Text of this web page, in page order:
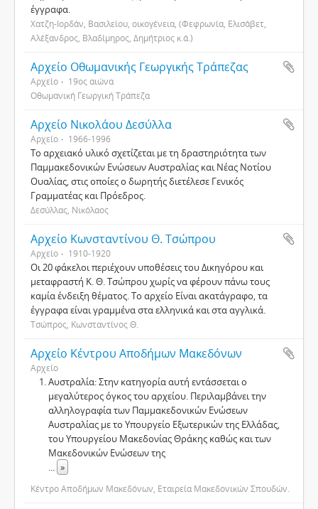
έγγραφα.
Χατζη-Ιορδάν, Βασιλείου, οικογένεια, (Φεφρωνία, Ελισάβετ,
Αλέξανδρος, Βλαδίμηρος, Δημήτριος κ.ά.)
Αρχείο Οθωμανικής Γεωργικής Τράπεζας
Αρχείο
19ος αιώνα
Οθωμανική Γεωργική Τράπεζα
Αρχείο Νικολάου Δεσύλλα
Αρχείο 1966-1996
Το αρχειακό υλικό σχετίζεται με τη δραστηριότητα των
Παμμακεδονικών Ενώσεων Αυστραλίας και Νέας Νοτίου
Ουαλίας, στις οποίες ο δωρητής διετέλεσε Γενικός
Γραμματέας και Πρόεδρος.
Δεσύλλας, Νικόλαος
Αρχείο Κωνσταντίνου Θ. Τσώπρου
Αρχείο 1910-1920
Οι 20 φάκελοι περιέχουν υποθέσεις του Δικηγόρου και
μεταφραστή Κ. Θ. Τσώπρου χωρίς να φέρουν πάνω τους
καμία ένδειξη θέματος. Το αρχείο Είναι ακατάγραφο, τα
έγγραφα είναι γραμμένα στα ελληνικά και στα αγγλικά.
Τσώπρος, Κωνσταντίνος Θ.
Αρχείο Κέντρου Αποδήμων Μακεδόνων
Αρχείο
Αυστραλία: Στην κατηγορία αυτή εντάσσεται ο
μεγαλύτερος όγκος του αρχείου. Περιλαμβάνει την
αλληλογραφία των Παμμακεδονικών Ενώσεων
Αυστραλίας με το Υπουργείο Εξωτερικών της Ελλάδας,
του Υπουργείου Μακεδονίας Θράκης καθώς και των
Μακεδονικών Ενώσεων της
... »
Κέντρο Αποδήμων Μακεδόνων, Εταιρεία Μακεδονικών Σπουδών.